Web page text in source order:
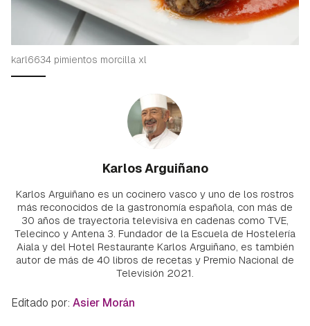
karl6634 pimientos morcilla xl
Karlos Arguiñano
Karlos Arguiñano es un cocinero vasco y uno de los rostros
más reconocidos de la gastronomía española, con más de
30 años de trayectoria televisiva en cadenas como TVE,
Telecinco y Antena 3. Fundador de la Escuela de Hostelería
Aiala y del Hotel Restaurante Karlos Arguiñano, es también
autor de más de 40 libros de recetas y Premio Nacional de
Televisión 2021.
Editado por: Asier Morán